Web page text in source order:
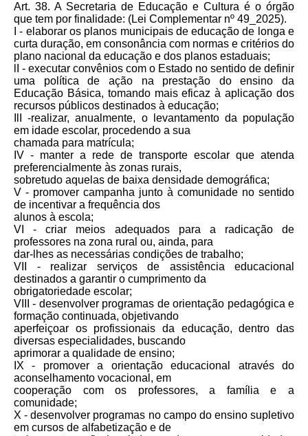
Art. 38. A Secretaria de Educação e Cultura é o órgão
que tem por finalidade: (Lei Complementar nº 49_2025).
I - elaborar os planos municipais de educação de longa e
curta duração, em consonância com normas e critérios do
plano nacional da educação e dos planos estaduais;
lI - executar convênios com o Estado no sentido de definir
uma política de ação na prestação do ensino da
Educação Básica, tomando mais eficaz à aplicação dos
recursos públicos destinados à educação;
IlI -realizar, anualmente, o levantamento da população
em idade escolar, procedendo a sua
chamada para matrícula;
IV - manter a rede de transporte escolar que atenda
preferencialmente às zonas rurais,
sobretudo aquelas de baixa densidade demográfica;
V - promover campanha junto à comunidade no sentido
de incentivar a frequência dos
alunos à escola;
VI - criar meios adequados para a radicação de
professores na zona rural ou, ainda, para
dar-lhes as necessárias condições de trabalho;
VII - realizar serviços de assistência educacional
destinados a garantir o cumprimento da
obrigatoriedade escolar;
VIII - desenvolver programas de orientação pedagógica e
formação continuada, objetivando
aperfeiçoar os profissionais da educação, dentro das
diversas especialidades, buscando
aprimorar a qualidade de ensino;
IX - promover a orientação educacional através do
aconselhamento vocacional, em
cooperação com os professores, a família e a
comunidade;
X - desenvolver programas no campo do ensino supletivo
em cursos de alfabetização e de